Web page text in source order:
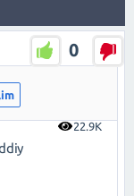
0
22.9K